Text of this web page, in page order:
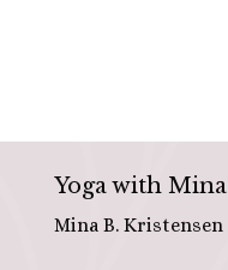
Yoga with Mina
Mina B. Kristensen